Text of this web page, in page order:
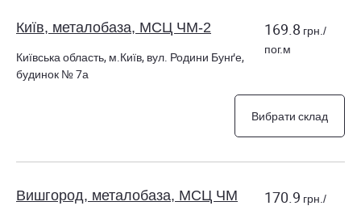
Київ, металобаза, МСЦ ЧМ-2
Київська область, м.Київ, вул. Родини Бунґе,
будинок № 7а
169.8 грн./
пог.м
Вибрати склад
Вишгород, металобаза, МСЦ ЧМ 170.9 грн./